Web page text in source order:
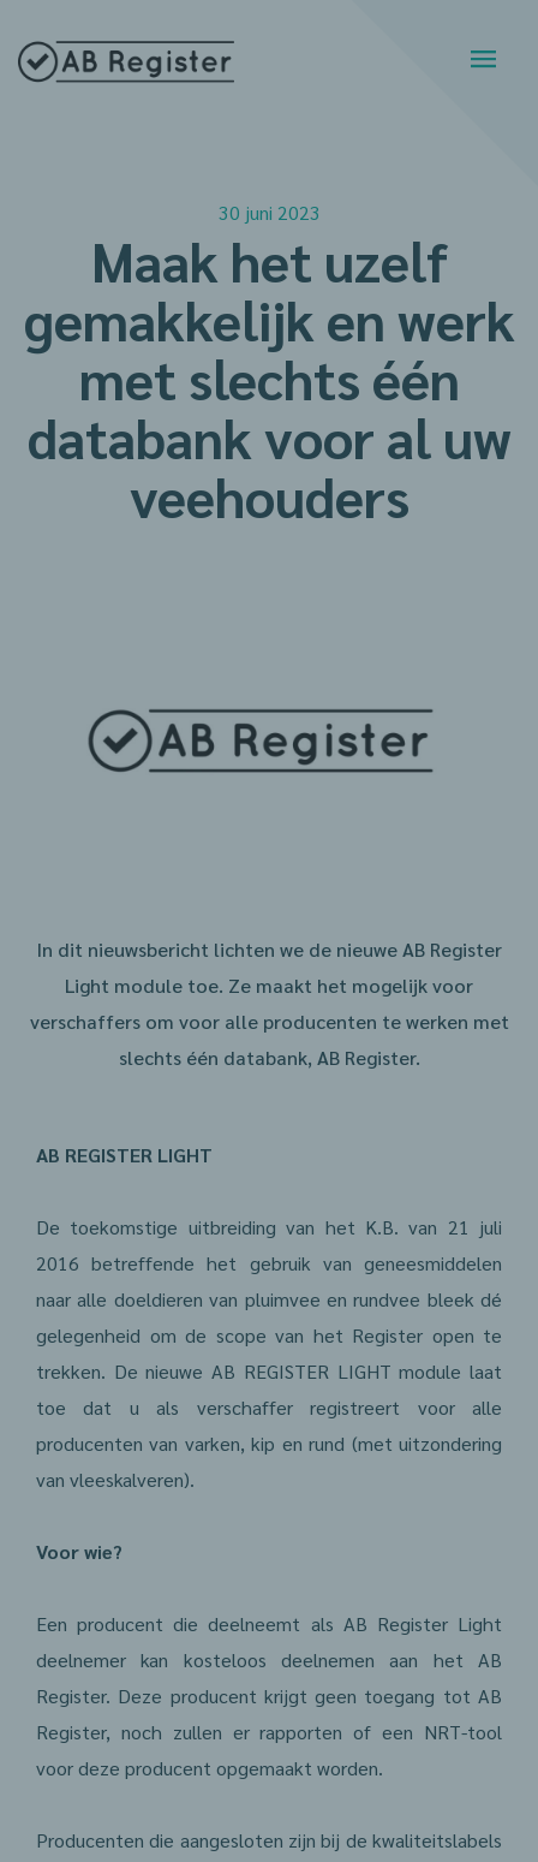
30 juni 2023
Maak het uzelf
gemakkelijk en werk
met slechts één
databank voor al uw
veehouders
In dit nieuwsbericht lichten we de nieuwe AB Register
Light module toe. Ze maakt het mogelijk voor
verschaffers om voor alle producenten te werken met
slechts één databank, AB Register.
AB REGISTER LIGHT
De toekomstige uitbreiding van het K.B. van 21 juli
2016 betreffende het gebruik van geneesmiddelen
naar alle doeldieren van pluimvee en rundvee bleek dé
gelegenheid om de scope van het Register open te
trekken. De nieuwe AB REGISTER LIGHT module laat
toe dat u als verschaffer registreert voor alle
producenten van varken, kip en rund (met uitzondering
van vleeskalveren).
Voor wie?
Een producent die deelneemt als AB Register Light
deelnemer kan kosteloos deelnemen aan het AB
Register. Deze producent krijgt geen toegang tot AB
Register, noch zullen er rapporten of een NRT-tool
voor deze producent opgemaakt worden.
Producenten die aangesloten zijn bij de kwaliteitslabels